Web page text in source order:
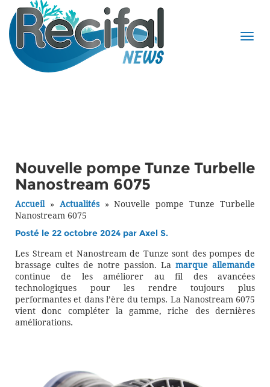
Nouvelle pompe Tunze Turbelle
Nanostream 6075
Accueil» Actualités»Nouvelle pompe Tunze Turbelle
Nanostream 6075
Posté le 22 octobre 2024 par Axel S.
Les Stream et Nanostream de Tunze sont des pompes de
brassage cultes de notre passion. La marque allemande
continue de les améliorer au fil des avancées
technologiques pour les rendre toujours plus
performantes et dans l’ère du temps. La Nanostream 6075
vient donc compléter la gamme, riche des dernières
améliorations.